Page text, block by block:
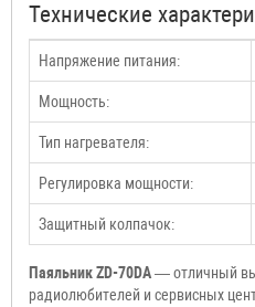
Технические
Напряжение питания:
Мощность:
Тип нагревателя:
Регулировка мощности:
Защитный колпачок:
Паяльник ZD-70DA— отличный
радиолюбителей и сервисных